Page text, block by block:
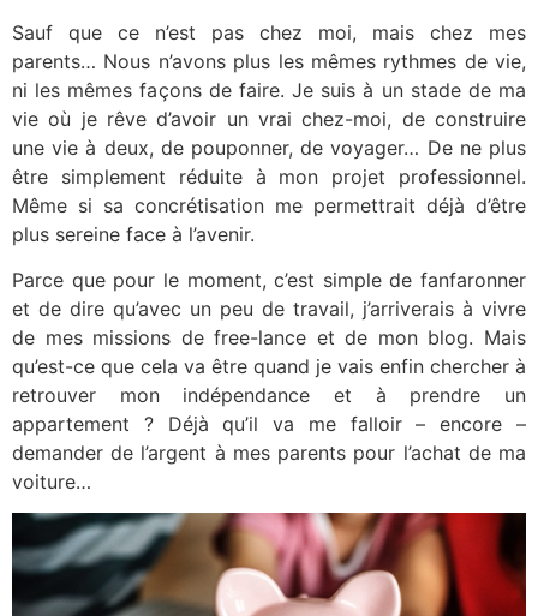
Sauf que ce n’est pas chez moi, mais chez mes
parents… Nous n’avons plus les mêmes rythmes de vie,
ni les mêmes façons de faire. Je suis à un stade de ma
vie où je rêve d’avoir un vrai chez-moi, de construire
une vie à deux, de pouponner, de voyager… De ne plus
être simplement réduite à mon projet professionnel.
Même si sa concrétisation me permettrait déjà d’être
plus sereine face à l’avenir.
Parce que pour le moment, c’est simple de fanfaronner
et de dire qu’avec un peu de travail, j’arriverais à vivre
de mes missions de free-lance et de mon blog. Mais
qu’est-ce que cela va être quand je vais enfin chercher à
retrouver mon indépendance et à prendre un
appartement ? Déjà qu’il va me falloir – encore –
demander de l’argent à mes parents pour l’achat de ma
voiture…